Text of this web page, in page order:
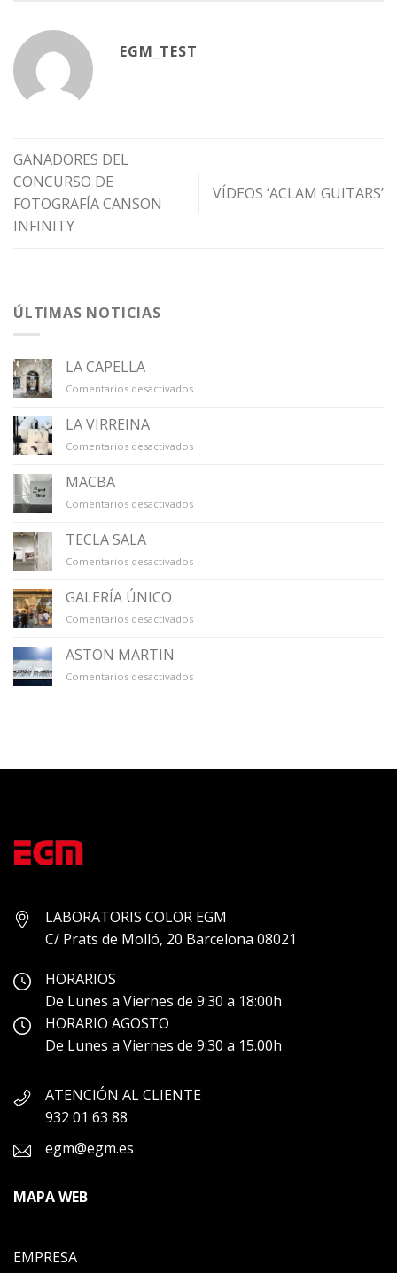
EGM_TEST
GANADORES DEL
CONCURSO DE
FOTOGRAFÍA CANSON
INFINITY
VÍDEOS ‘ACLAM GUITARS’
ÚLTIMAS NOTICIAS
LA CAPELLA
Comentarios desactivadosen
LA VIRREINA
Comentarios desactivadosen
MACBA
Comentarios desactivadosen
TECLA SALA
Comentarios desactivadosen
GALERÍA ÚNICO
Comentarios desactivadosen
ASTON MARTIN
Comentarios desactivadosen
LABORATORIS COLOR EGM
C/ Prats de Molló, 20 Barcelona 08021
HORARIOS
De Lunes a Viernes de 9:30 a 18:00h
HORARIO AGOSTO
De Lunes a Viernes de 9:30 a 15.00h
ATENCIÓN AL CLIENTE
932 01 63 88
egm@egm.es
MAPA WEB
EMPRESA